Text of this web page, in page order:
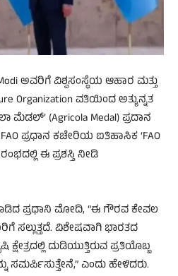
ಅವರಿಗೆ ವಿಶ್ವಸಂಸ್ಥೆಯ ಆಹಾರ ಮತ್ತು
Organization ವತಿಯಿಂದ ಅತ್ಯುನ್ನತ
ಮೆಡಲ್’ (Agricola Medal) ಪ್ರದಾನ
ಪ್ರಧಾನ ಕಚೇರಿಯ ಐತಿಹಾಸಿಕ ‘FAO
ಈ ಪ್ರಶಸ್ತಿ ನೀಡಿ
ಪ್ರಧಾನಿ ಮೋದಿ, “ಈ ಗೌರವ ಕೇವಲ
ಸಲ್ಲುತ್ತದೆ. ವಿಶೇಷವಾಗಿ ಭಾರತದ
ಕ್ಷೇತ್ರದಲ್ಲಿ ದುಡಿಯುತ್ತಿರುವ ಪ್ರತಿಯೊಬ್ಬ
ಸಮರ್ಪಿಸುತ್ತೇನೆ,” ಎಂದು ಹೇಳಿದರು.